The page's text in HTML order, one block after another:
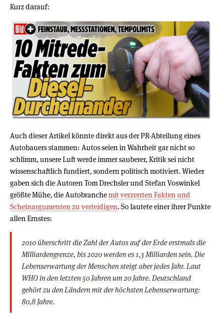
Kurz darauf:
Auch dieser Artikel könnte direkt aus der PR-Abteilung eines
Autobauers stammen: Autos seien in Wahrheit gar nicht so
schlimm, unsere Luft werde immer sauberer, Kritik sei nicht
wissenschaftlich fundiert, sondern politisch motiviert. Wieder
gaben sich die Autoren Tom Drechsler und Stefan Voswinkel
größte Mühe, die Autobranchemit verzerrten Fakten und
Scheinargumenten zu verteidigen. So lautete einer ihrer Punkte
allen Ernstes:
2010 überschritt die Zahl der Autos auf der Erde erstmals die
Milliardengrenze, bis 2020 werden es 1,3 Milliarden sein. Die
Lebenserwartung der Menschen steigt aber jedes Jahr. Laut
WHO in den letzten 50 Jahren um 20 Jahre. Deutschland
gehört zu den Ländern mit der höchsten Lebenserwartung:
80,8 Jahre.